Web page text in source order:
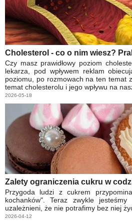
Cholesterol - co o nim wiesz?
Czy masz prawidłowy poziom
lekarza, pod wpływem reklam
poziomu, po rozmowach na ten temat
temat cholesterolu i jego wpływu na
2026-05-18
Zalety ograniczenia cukru w
Przygoda ludzi z cukrem
kochanków". Teraz zwykle
uzależnieni, że nie potrafimy bez niej
2026-04-12